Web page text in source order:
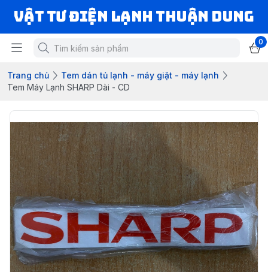
VẬT TƯ ĐIỆN LẠNH THUẬN DUNG
0
Trang chủ
Tem dán tủ lạnh - máy giặt - máy lạnh
Tem Máy Lạnh SHARP Dài - CD